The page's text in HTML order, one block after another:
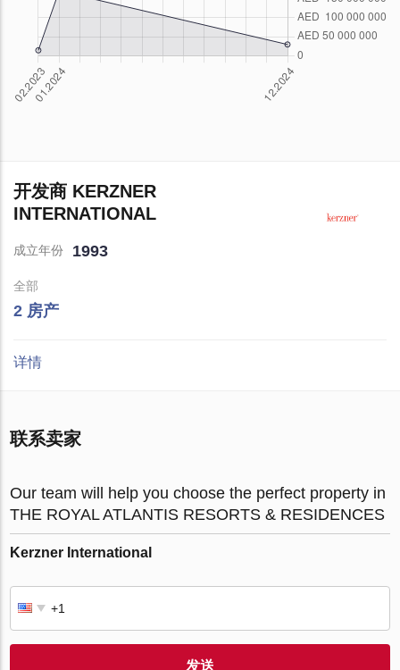
开发商 KERZNER
INTERNATIONAL
成立年份 1993
全部
2 房产
详情
联系卖家
Our team will help you choose the perfect property in
THE ROYAL ATLANTIS RESORTS & RESIDENCES
Kerzner International
发送